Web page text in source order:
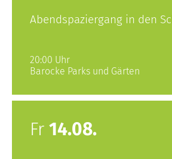
Abendspaziergang in den
20:00 Uhr
Barocke Parks und Gärten
Fr 14.08.